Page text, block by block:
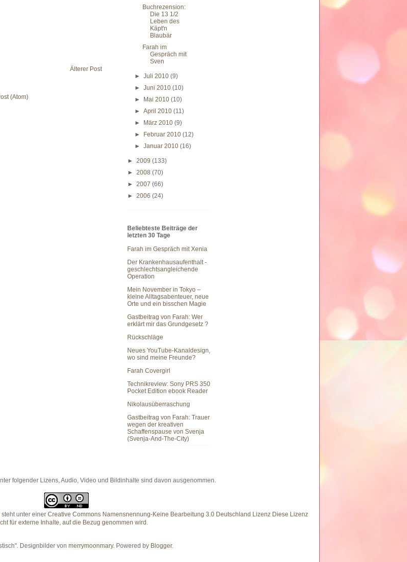
Älterer Post
(Atom)
Buchrezension:
Die 13 1/2
Leben des
Käpt'n
Blaubär
Farah im
Gespräch mit
Sven
►Juli 2010(9)
►Juni 2010(10)
►
Mai 2010(10)
►April 2010(11)
►
März 2010(9)
►
Februar 2010(12)
►Januar 2010(16)
► 2009 (133)
► 2008 (70)
► 2007 (66)
► 2006 (24)
Beliebteste Beiträge der
letzten 30 Tage
Farah im Gespräch mit Xenia
Der Krankenhausaufenthalt -
geschlechtsangleichende
Operation
Mein November in Tokyo –
kleine Alltagsabenteuer, neue
Orte und ein bisschen Magie
Gastbeitrag von Farah: Wer
erklärt mir das Grundgesetz ?
Rückschläge
Neues YouTube-Kanaldesign,
wo sind meine Freunde?
Farah Covergirl
Technikreview: Sony PRS 350
Pocket Edition ebook Reader
Nikolausüberraschung
Gastbeitrag von Farah: Trauer
wegen der kreativen
Schaffenspause von Svenja
(Svenja-And-The-City)
folgender Lizens, Audio, Video und Bildinhalte sind davon ausgenommen.
steht unter einer Creative Commons Namensnennung-Keine Bearbeitung 3.0 Deutschland Lizenz Diese Lizenz
für externe Inhalte, auf die Bezug genommen wird
Designbilder von merrymoonmary. Powered by Blogger.